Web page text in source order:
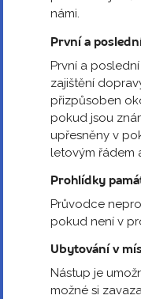
námi.
První a
První a
zajištění
přizpůsoben
pokud jsou
upřesněny v
letovým řádem
Prohlídky
Průvodce
pokud není v
Ubytování v
Nástup je
možné si